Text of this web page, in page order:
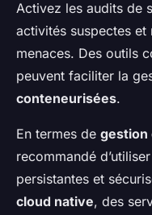
Activez les audits de
activités suspectes
menaces. Des outils
peuvent faciliter la
conteneurisées.
En termes de gestion
recommandé
persistantes et
cloud native, des